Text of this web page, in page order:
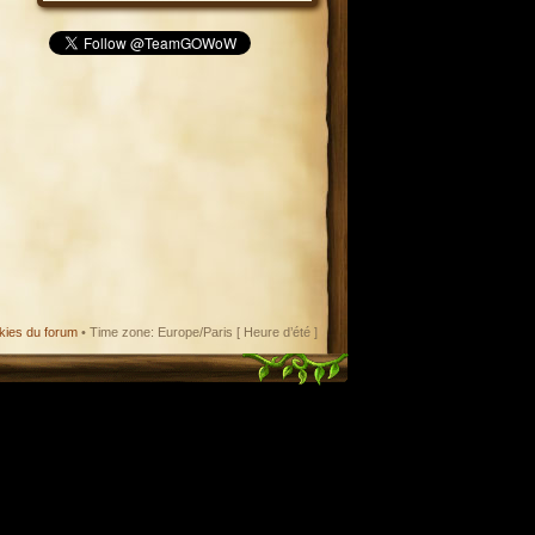
du forum • Time zone: Europe/Paris [ Heure d’été ]